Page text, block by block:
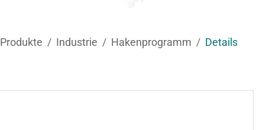
Produkte Industrie Hakenprogramm Details